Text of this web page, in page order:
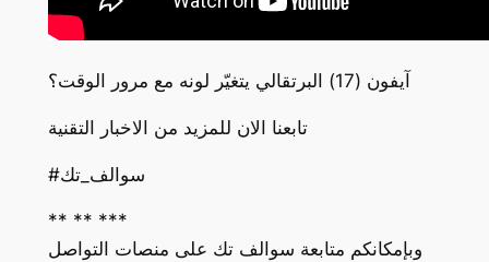
آيفون (17) البرتقالي يتغيّر لونه مع مرور الوقت؟
تابعنا الان للمزيد من الاخبار التقنية
#سوالف_تك
** ** ***
وبإمكانكم متابعة سوالف تك على منصات التواصل